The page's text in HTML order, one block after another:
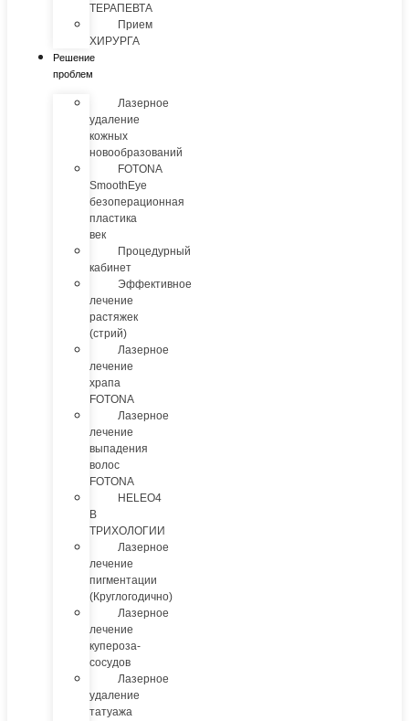
ТЕРАПЕВТА
Прием
ХИРУРГА
Решение
проблем
Лазерное
удаление
кожных
новообразований
FOTONA
SmoothEye
безоперационная
пластика
век
Процедурный
кабинет
Эффективное
лечение
растяжек
(стрий)
Лазерное
лечение
храпа
FOTONA
Лазерное
лечение
выпадения
волос
FOTONA
HELEO4
В
ТРИХОЛОГИИ
Лазерное
лечение
пигментации
(Круглогодично)
Лазерное
лечение
купероза-
сосудов
Лазерное
удаление
татуажа